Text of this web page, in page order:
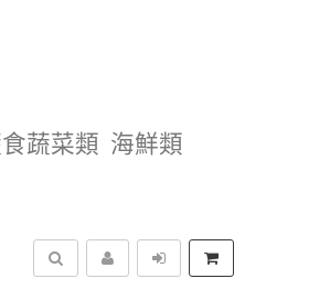
蔬菜類 海鮮類
搜尋